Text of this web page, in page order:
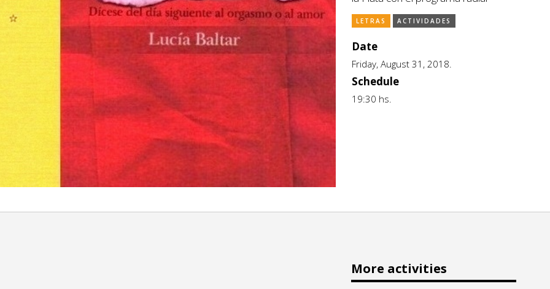
LETRAS ACTIVIDADES
Date
Friday, August 31, 2018.
Schedule
19:30 hs.
More activities